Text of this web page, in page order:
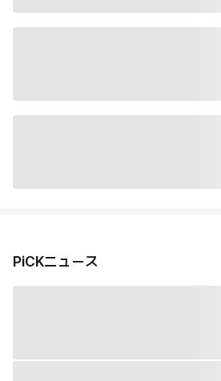
PiCKニュース